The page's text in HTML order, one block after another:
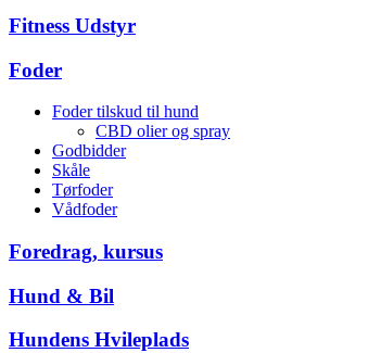
Fitness Udstyr
Foder
Foder tilskud til hund
CBD olier og spray
Godbidder
Skåle
Tørfoder
Vådfoder
Foredrag, kursus
Hund & Bil
Hundens Hvileplads